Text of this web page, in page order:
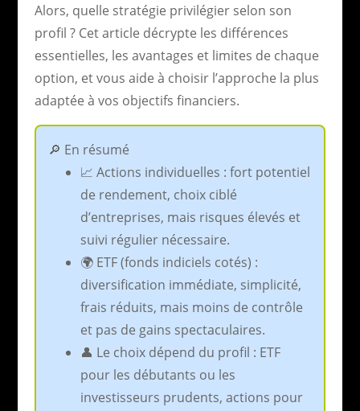
Alors, quelle stratégie privilégier selon son
profil ? Cet article décrypte les différences
essentielles, les avantages et limites de chaque
option, et vous aide à choisir l’approche la plus
adaptée à vos objectifs financiers.
🔎 En résumé
📈 Actions individuelles : fort potentiel
de rendement, choix ciblé
d’entreprises, mais risques élevés et
suivi régulier nécessaire.
🌍 ETF (fonds indiciels cotés) :
diversification immédiate, simplicité,
frais réduits, mais moins de contrôle
et pas de gains spectaculaires.
👤 Le choix dépend du profil : ETF
pour les débutants ou les
investisseurs prudents, actions pour